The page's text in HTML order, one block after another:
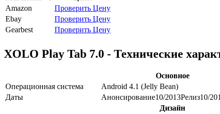
Amazon
Проверить Цену
Ebay
Проверить Цену
Gearbest
Проверить Цену
XOLO Play Tab 7.0 - Технические
Основное
Операционная система
Android 4.1 (Jelly Bean)
Даты
Анонсирование10/2013Релиз10/
Дизайн